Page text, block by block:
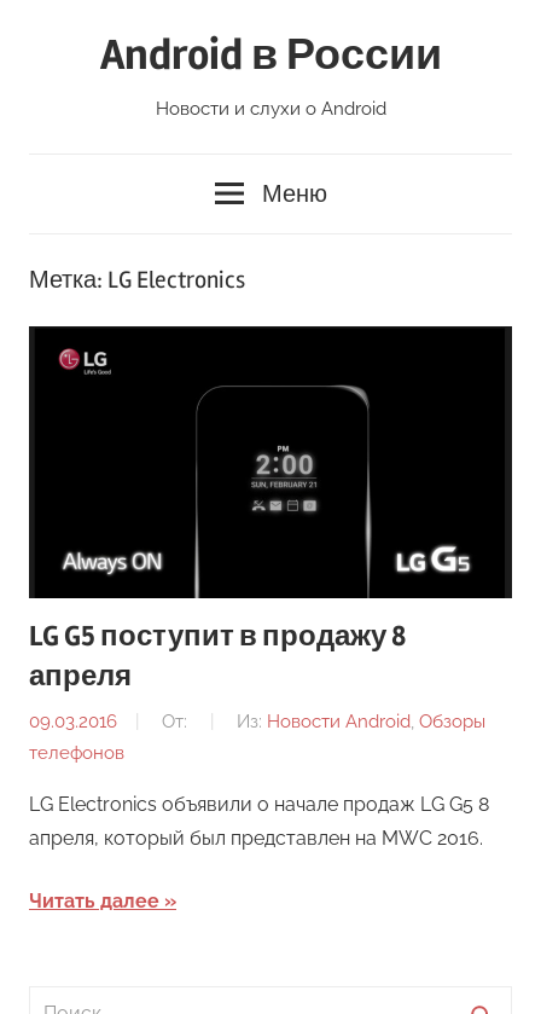
Android в России
Новости и слухи о Android
Меню
Метка: LG Electronics
LG G5 поступит в продажу 8
апреля
09.03.2016 От: Из: Новости Android, Обзоры
телефонов
LG Electronics объявили о начале продаж LG G5 8
апреля, который был представлен на MWC 2016.
Читать далее
Поиск